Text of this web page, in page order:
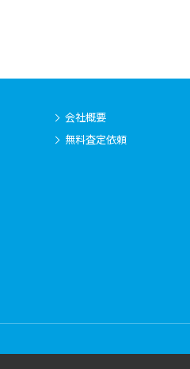
会社概要
無料査定依頼